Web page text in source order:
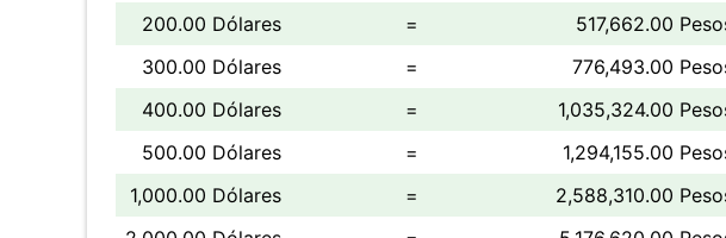
200.00 Dólares
=
517,662.00
300.00 Dólares
=
776,493.00
400.00 Dólares
=
1,035,324.00
500.00 Dólares
=
1,294,155.00
1,000.00 Dólares
=
2,588,310.00